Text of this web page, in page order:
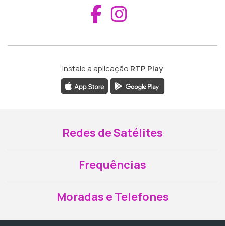
Aceder ao
Instale a aplicação RTP Play
Redes de Satélites
Frequências
Moradas e Telefones